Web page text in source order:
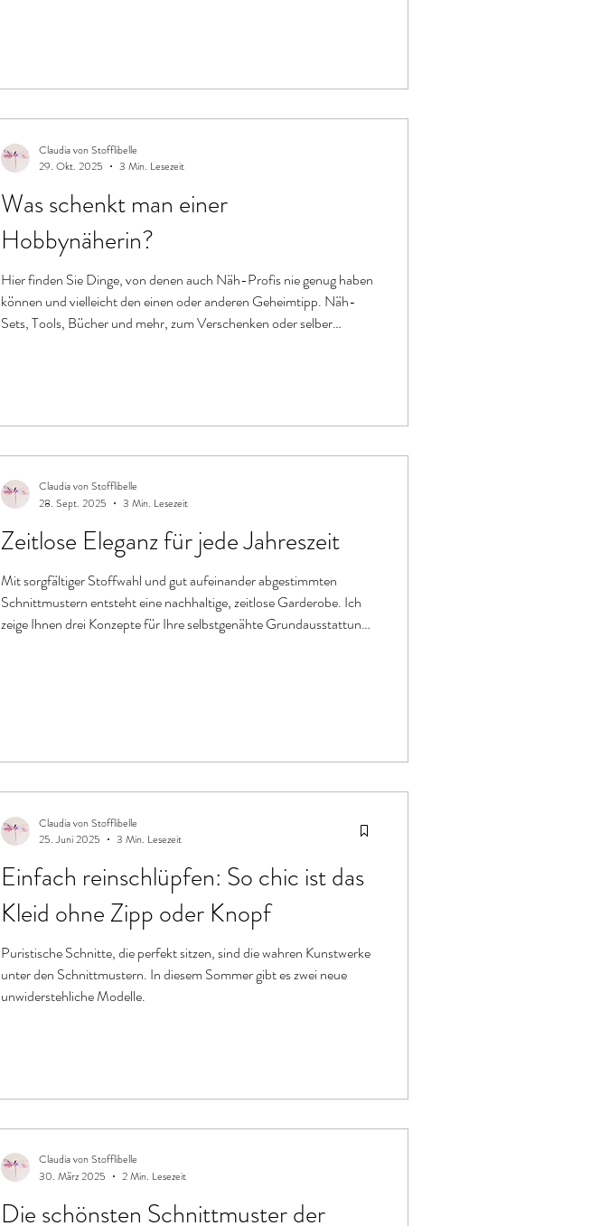
Was schenkt man einer
Hobbynäherin?
Hier finden Sie Dinge, von denen auch Näh-Profis nie genug haben
können und vielleicht den einen oder anderen Geheimtipp. Näh-
Sets, Tools, Bücher und mehr, zum Verschenken oder selber
Claudia von Stofflibelle
29. Okt. 2025
3 Min. Lesezeit
Zeitlose Eleganz für jede Jahreszeit
Mit sorgfältiger Stoffwahl und gut aufeinander abgestimmten
Schnittmustern entsteht eine nachhaltige, zeitlose Garderobe. Ich
zeige Ihnen drei Konzepte für Ihre selbstgenähte Grundausstattung.
Claudia von Stofflibelle
28. Sept. 2025
3 Min. Lesezeit
Einfach reinschlüpfen: So chic ist das
Kleid ohne Zipp oder Knopf
Puristische Schnitte, die perfekt sitzen, sind die wahren Kunstwerke
unter den Schnittmustern. In diesem Sommer gibt es zwei neue
unwiderstehliche Modelle.
Claudia von Stofflibelle
25. Juni 2025
3 Min. Lesezeit
Die schönsten Schnittmuster der
Claudia von Stofflibelle
30. März 2025
2 Min. Lesezeit